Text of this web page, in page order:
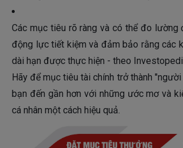
Các mục tiêu rõ ràng và có thể đo lường
động lực tiết kiệm và đảm bảo rằng các
dài hạn được thực hiện​ - theo
Hãy để mục tiêu tài chính trở thành
bạn đến gần hơn với những ước mơ và
cá nhân một cách hiệu quả.